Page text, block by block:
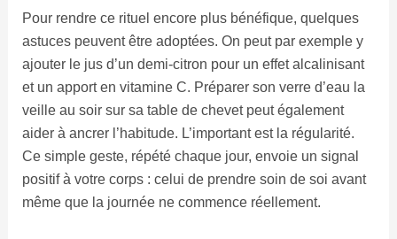
Pour rendre ce rituel encore plus bénéfique, quelques
astuces peuvent être adoptées. On peut par exemple y
ajouter le jus d’un demi-citron pour un effet alcalinisant
et un apport en vitamine C. Préparer son verre d’eau la
veille au soir sur sa table de chevet peut également
aider à ancrer l’habitude. L’important est la régularité.
Ce simple geste, répété chaque jour, envoie un signal
positif à votre corps : celui de prendre soin de soi avant
même que la journée ne commence réellement.